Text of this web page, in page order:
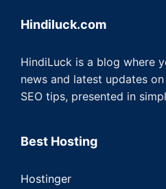
Hindiluck.com
HindiLuck is a blog where
news and latest updates
SEO tips, presented in
Best Hosting
Hostinger